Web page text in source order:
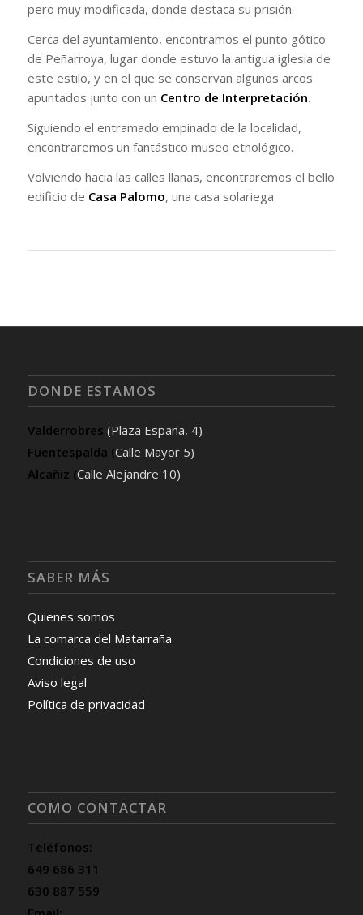
pero muy modificada, donde destaca su prisión.
Cerca del ayuntamiento, encontramos el punto gótico
de Peñarroya, lugar donde estuvo la antigua iglesia de
este estilo, y en el que se conservan algunos arcos
apuntados junto con un Centro de Interpretación.
Siguiendo el entramado empinado de la localidad,
encontraremos un fantástico museo etnológico.
Volviendo hacia las calles llanas, encontraremos el bello
edificio de Casa Palomo, una casa solariega.
DONDE ESTAMOS
Valderrobres (Plaza España, 4)
Fuentespalda (Calle Mayor 5)
Alcañiz (Calle Alejandre 10)
SABER MÁS
Quienes somos
La comarca del Matarraña
Condiciones de uso
Aviso legal
Política de privacidad
COMO CONTACTAR
Teléfonos:
649 686 311
630 887 559